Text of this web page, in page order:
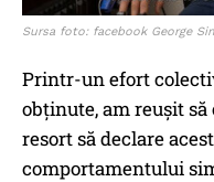
Sursa foto: facebook George
Printr-un efort
obținute, am reușit
resort să declare
comportamentului